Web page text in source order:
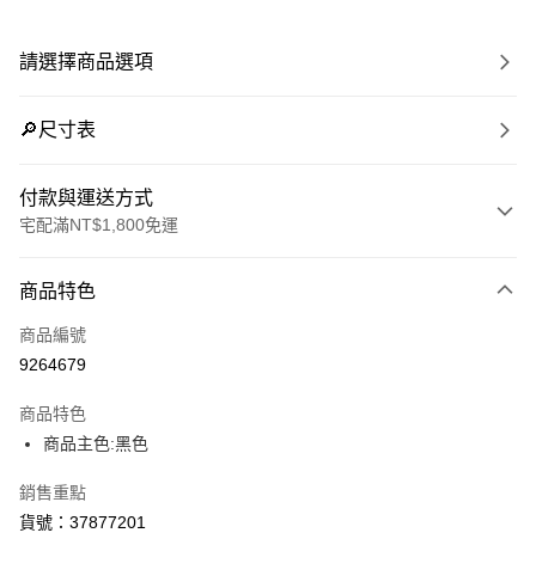
請選擇商品選項
🔎尺寸表
付款與運送方式
宅配滿NT$1,800免運
信用卡一次付款
LINE Pay
街口支付
悠遊付
Google Pay
商品特色
商品編號
9264679
商品特色
商品主色:黑色
銷售重點
貨號：37877201